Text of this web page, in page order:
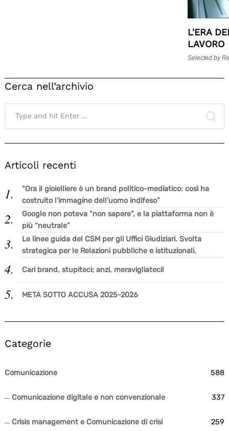
L'ERA
LAVORO
Selected by
Cerca nell’archivio
Search
for:
Articoli recenti
“Ora il gioielliere è un brand politico-mediatico: così ha
costruito l’immagine dell’uomo indifeso”
Google non poteva “non sapere”, e la piattaforma non è
più “neutrale”
Le linee guida del CSM per gli Uffici Giudiziari. Svolta
strategica per le Relazioni pubbliche e istituzionali.
Cari brand, stupiteci; anzi, meravigliateci!
META SOTTO ACCUSA 2025-2026
Categorie
Comunicazione 588
Comunicazione digitale e non convenzionale 337
Crisis management e Comunicazione di crisi 259